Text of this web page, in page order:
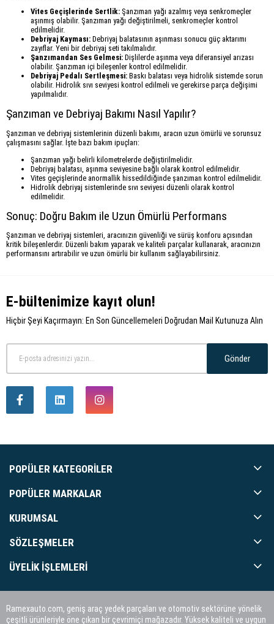
Vites Geçişlerinde Sertlik: Şanzıman yağı azalmış veya senkromeçler
aşınmış olabilir. Şanzıman yağı değiştirilmeli, senkromeçler kontrol
edilmelidir.
Debriyaj Kayması: Debriyaj balatasının aşınması sonucu güç aktarımı
zayıflar. Yeni bir debriyaj seti takılmalıdır.
Şanzımandan Ses Gelmesi: Dişlilerde aşınma veya diferansiyel arızası
olabilir. Şanzıman içi bileşenler kontrol edilmelidir.
Debriyaj Pedalı Sertleşmesi: Baskı balatası veya hidrolik sistemde sorun
olabilir. Hidrolik sıvı seviyesi kontrol edilmeli ve gerekirse parça değişimi
yapılmalıdır.
Şanzıman ve Debriyaj Bakımı Nasıl Yapılır?
Şanzıman ve debriyaj sistemlerinin düzenli bakımı, aracın uzun ömürlü ve sorunsuz
çalışmasını sağlar. İşte bazı bakım ipuçları:
Şanzıman yağı belirli kilometrelerde değiştirilmelidir.
Debriyaj balatası, aşınma seviyesine bağlı olarak kontrol edilmelidir.
Vites geçişlerinde anormallik hissedildiğinde şanzıman kontrol edilmelidir.
Hidrolik debriyaj sistemlerinde sıvı seviyesi düzenli olarak kontrol
edilmelidir.
Sonuç: Doğru Bakım ile Uzun Ömürlü Performans
Şanzıman ve debriyaj sistemleri, aracınızın güvenliği ve sürüş konforu açısından
kritik bileşenlerdir. Düzenli bakım yaparak ve kaliteli parçalar kullanarak, aracınızın
performansını artırabilir ve uzun ömürlü bir kullanım sağlayabilirsiniz.
E-bültenimize kayıt olun!
Hiçbir Şeyi Kaçırmayın: En Son Güncellemeleri Doğrudan Mail Kutunuza Alın
Gönder
POPÜLER KATEGORILER
POPÜLER MARKALAR
KURUMSAL
SÖZLEŞMELER
ÜYELIK İŞLEMLERI
Ramexauto.com, geniş araç yedek parçaları ve otomotiv sektörüne yönelik
çeşitli ürünleriyle öne çıkan bir çevrimiçi mağazadır. Yüksek kaliteli ve uygun